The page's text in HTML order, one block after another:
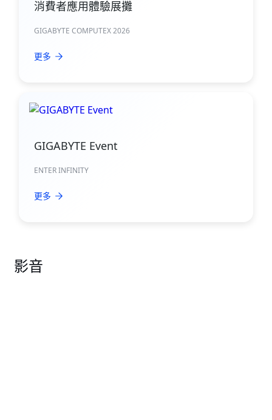
消費者應用體驗展攤
GIGABYTE COMPUTEX 2026
更多
GIGABYTE Event
ENTER INFINITY
更多
影音